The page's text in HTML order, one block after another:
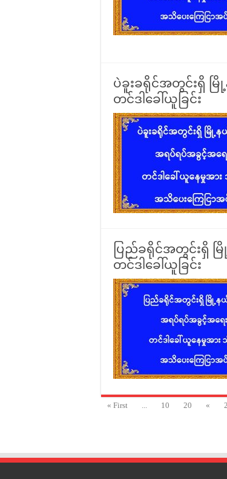
ပဲခူးခရိုင်အတွင်းရှိ
တင်ဒါခေါ်ယူခြင်း
ပြည်ခရိုင်အတွင်းရှိ
တင်ဒါခေါ်ယူခြင်း
« First ... 10 20 «